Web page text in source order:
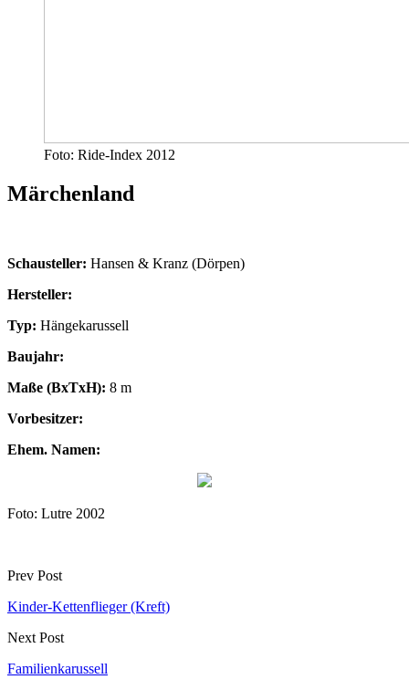
Foto: Ride-Index 2012
Märchenland
Schausteller: Hansen & Kranz (Dörpen)
Hersteller:
Typ: Hängekarussell
Baujahr:
Maße (BxTxH): 8 m
Vorbesitzer:
Ehem. Namen:
Foto: Lutre 2002
Prev Post
Kinder-Kettenflieger (Kreft)
Next Post
Familienkarussell